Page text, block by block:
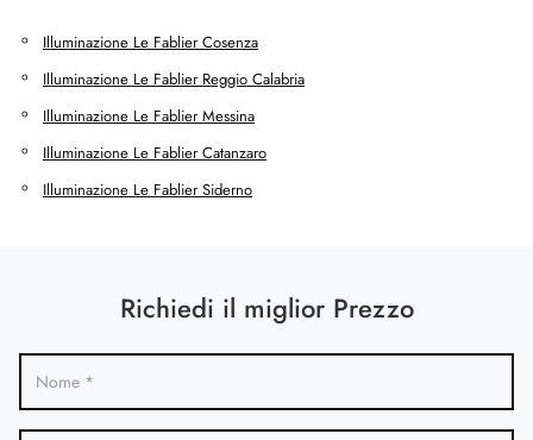
Illuminazione Le Fablier Cosenza
Illuminazione Le Fablier Reggio Calabria
Illuminazione Le Fablier Messina
Illuminazione Le Fablier Catanzaro
Illuminazione Le Fablier Siderno
Richiedi il miglior Prezzo